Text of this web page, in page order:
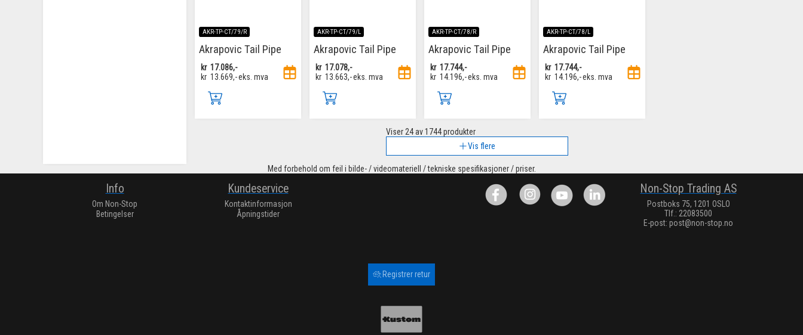
AKR-TP-CT/79/R
Akrapovic Tail Pipe
kr 17.086,-
kr 13.669,-eks. mva
AKR-TP-CT/79/L
Akrapovic Tail Pipe
kr 17.078,-
kr 13.663,-eks. mva
AKR-TP-CT/78/R
Akrapovic Tail Pipe
kr 17.744,-
kr 14.196,-eks. mva
AKR-TP-CT/78/L
Akrapovic Tail Pipe
kr 17.744,-
kr 14.196,-eks. mva
Viser24av 1744 produkter
Vis flere
Med forbehold om feil i bilde- / videomateriell / tekniske spesifikasjoner / priser.
Info
Om Non-Stop
Betingelser
Kundeservice
Kontaktinformasjon
Åpningstider
Non-Stop Trading AS
Postboks 75, 1201 OSLO
Tlf.: 22083500
E-post: post@non-stop.no
Registrer retur